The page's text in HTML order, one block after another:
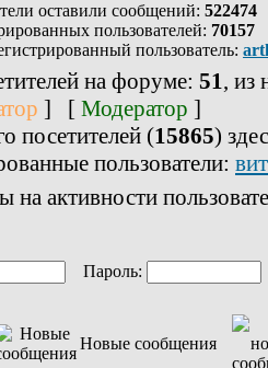
оставили сообщений: 522474
пользователей: 70157
пользователь:
на форуме: 51, из
] [ Модератор ]
посетителей (15865)
пользователи:
активности
Пароль:
Новые сообщения